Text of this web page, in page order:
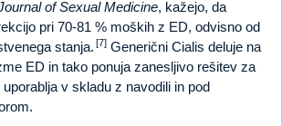
of Sexual Medicine, kažejo, da
pri 70-81 % moških z ED, odvisno od
stanja. [7] Generični Cialis deluje na
ED in tako ponuja zanesljivo rešitev za
v skladu z navodili in pod